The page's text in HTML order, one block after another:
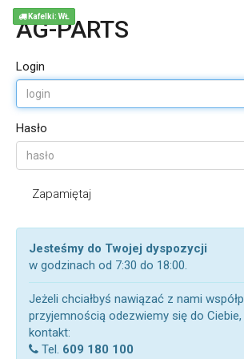
AG-PARTS
Login
Hasło
Zapamiętaj
Jesteśmy do Twojej dyspozycji
w godzinach od 7:30 do 18:00.
Jeżeli chciałbyś nawiązać z nami
przyjemnością odezwiemy się do
kontakt:
Tel. 609 180 100
Kafelki: WŁ